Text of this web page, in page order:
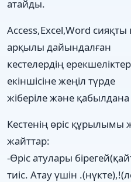
атайды.
Access,Excel,Word
арқылы дайындалған
кестелердің
екіншісіне жеңіл түрде
жіберіле және
Кестенің өріс құрылымы
жайттар:
-Өріс атулары
тиіс. Атау үшін